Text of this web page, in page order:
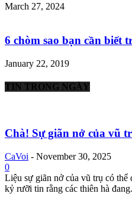
March 27, 2024
6 chòm sao bạn cần biết
January 22, 2019
TIN TRONG NGÀY
Chà! Sự giãn nở của vũ
CaVoi - November 30, 2025
0
Liệu sự giãn nở của vũ trụ có thể
kỷ rưỡi tin rằng các thiên hà